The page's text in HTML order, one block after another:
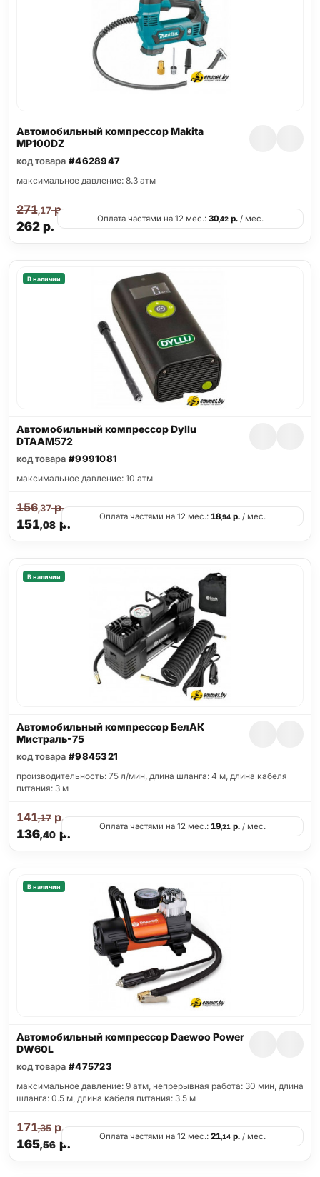
Автомобильный компрессор Makita
MP100DZ
код товара #4628947
максимальное давление: 8.3 атм
262р.
271,17р.
Оплата частями на 12 мес.: 30,42р./ мес.
В наличии
Автомобильный компрессор Dyllu
DTAAM572
код товара #9991081
максимальное давление: 10 атм
151,08р.
156,37р.
Оплата частями на 12 мес.: 18,94 р. / мес.
В наличии
Автомобильный компрессор БелАК
Мистраль-75
код товара #9845321
производительность: 75 л/мин, длина шланга: 4 м, длина кабеля
питания: 3 м
136,40р.
141,17р.
Оплата частями на 12 мес.: 19,21 р. / мес.
В наличии
Автомобильный компрессор Daewoo Power
DW60L
код товара #475723
максимальное давление: 9 атм, непрерывная работа: 30 мин, длина
шланга: 0.5 м, длина кабеля питания: 3.5 м
165,56р.
171,35р.
Оплата частями на 12 мес.: 21,14 р. / мес.